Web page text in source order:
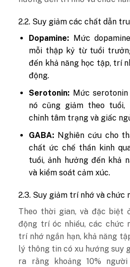
2.2. Suy giảm các chất dẫn
Dopamine:
Mức
mỗi thập kỷ từ tuổi
đến khả năng học tập, trí
động.
Serotonin: Mức
nó cũng giảm theo tuổi,
chỉnh tâm trạng và giấc
GABA: Nghiên cứu cho
chất ức chế thần kinh
tuổi, ảnh hưởng đến khả
và kiểm soát cảm xúc.
2.3. Suy giảm trí nhớ và chức
Theo thời gian, và đặc biệt
động trí óc nhiều, các chức
trí nhớ ngắn hạn, khả năng
lý thông tin có xu hướng suy
ra rằng khoảng 10%